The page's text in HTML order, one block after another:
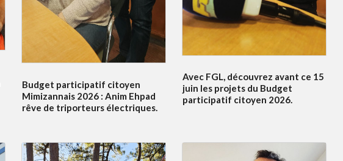
Budget participatif citoyen
Mimizannais 2026 : Anim Ehpad
rêve de triporteurs électriques.
Avec FGL, découvrez avant ce 15
juin les projets du Budget
participatif citoyen 2026.